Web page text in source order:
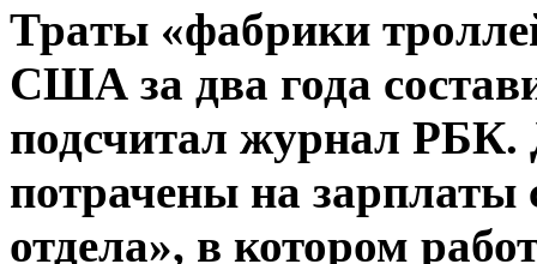
Трaты «фaбрики
США за два года
подсчитал журнал
потрачены на зарплаты
отдела», в котором